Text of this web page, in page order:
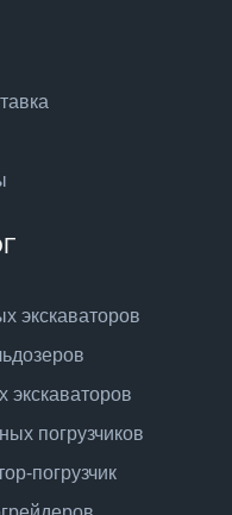
экскаваторов
экскаваторов
погрузчиков
погрузчик